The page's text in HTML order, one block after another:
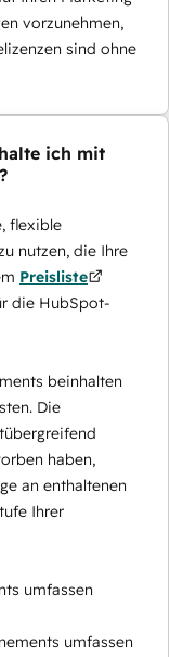
vorzunehmen,
sind ohne
ich mit
flexible
nutzen, die Ihre
Preisliste
die HubSpot-
beinhalten
Die
haben,
an enthaltenen
Ihrer
umfassen
umfassen